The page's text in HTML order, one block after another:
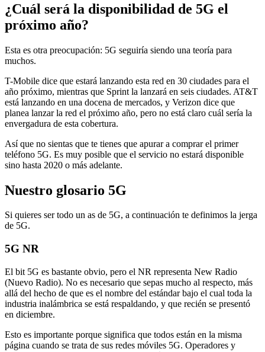
¿Cuál será la disponibilidad de 5G el
próximo año?
Esta es otra preocupación: 5G seguiría siendo una teoría para
muchos.
T-Mobile dice que estará lanzando esta red en 30 ciudades para el
año próximo, mientras que Sprint la lanzará en seis ciudades. AT&T
está lanzando en una docena de mercados, y Verizon dice que
planea lanzar la red el próximo año, pero no está claro cuál sería la
envergadura de esta cobertura.
Así que no sientas que te tienes que apurar a comprar el primer
teléfono 5G. Es muy posible que el servicio no estará disponible
sino hasta 2020 o más adelante.
Nuestro glosario 5G
Si quieres ser todo un as de 5G, a continuación te definimos la jerga
de 5G.
5G NR
El bit 5G es bastante obvio, pero el NR representa New Radio
(Nuevo Radio). No es necesario que sepas mucho al respecto, más
allá del hecho de que es el nombre del estándar bajo el cual toda la
industria inalámbrica se está respaldando, y que recién se presentó
en diciembre.
Esto es importante porque significa que todos están en la misma
página cuando se trata de sus redes móviles 5G. Operadores y